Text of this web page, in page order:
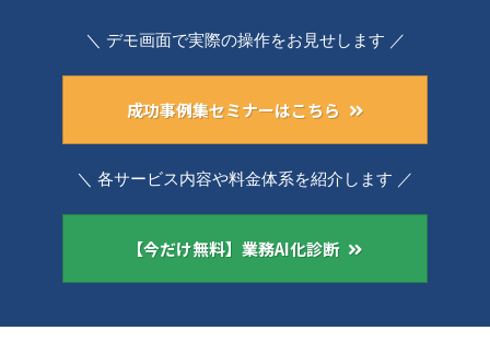
＼ デモ画面で実際の操作をお見せします ／
成功事例集セミナーはこちら
＼ 各サービス内容や料金体系を紹介します ／
【今だけ無料】業務AI化診断